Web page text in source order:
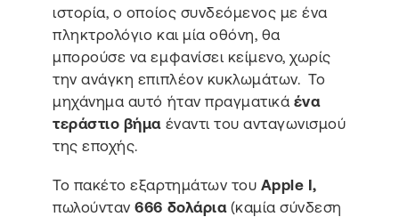
ιστορία, ο οποίος συνδεόμενος με ένα
πληκτρολόγιο και μία οθόνη, θα
μπορούσε να εμφανίσει κείμενο, χωρίς
την ανάγκη επιπλέον κυκλωμάτων. Το
μηχάνημα αυτό ήταν πραγματικά ένα
τεράστιο βήμα έναντι του ανταγωνισμού
της εποχής.
Το πακέτο εξαρτημάτων του Apple I,
πωλούνταν666 δολάρια(καμία σύνδεση